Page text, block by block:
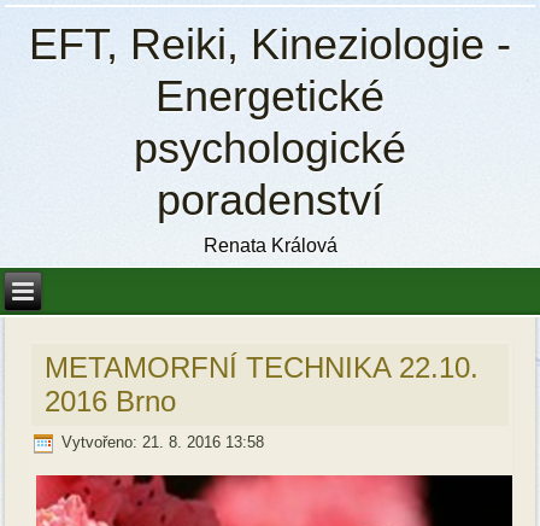
EFT, Reiki, Kineziologie -
Energetické
psychologické
poradenství
Renata Králová
METAMORFNÍ TECHNIKA 22.10.
2016 Brno
Vytvořeno: 21. 8. 2016 13:58